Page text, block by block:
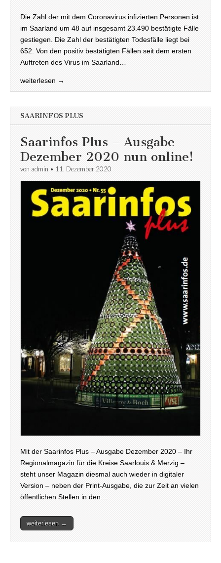
Die Zahl der mit dem Coronavirus infizierten Personen ist
im Saarland um 48 auf insgesamt 23.490 bestätigte Fälle
gestiegen. Die Zahl der bestätigten Todesfälle liegt bei
652. Von den positiv bestätigten Fällen seit dem ersten
Auftreten des Virus im Saarland…
weiterlesen →
SAARINFOS PLUS
Saarinfos Plus – Ausgabe
Dezember 2020 nun online!
von admin • 11. Dezember 2020
Mit der Saarinfos Plus – Ausgabe Dezember 2020 – Ihr
Regionalmagazin für die Kreise Saarlouis & Merzig –
steht unser Magazin diesmal auch wieder in digitaler
Version – neben der Print-Ausgabe, die zur Zeit an vielen
öffentlichen Stellen in den…
weiterlesen →